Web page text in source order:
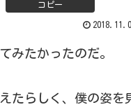
コピー
みたかったのだ。
たらしく、僕の姿を